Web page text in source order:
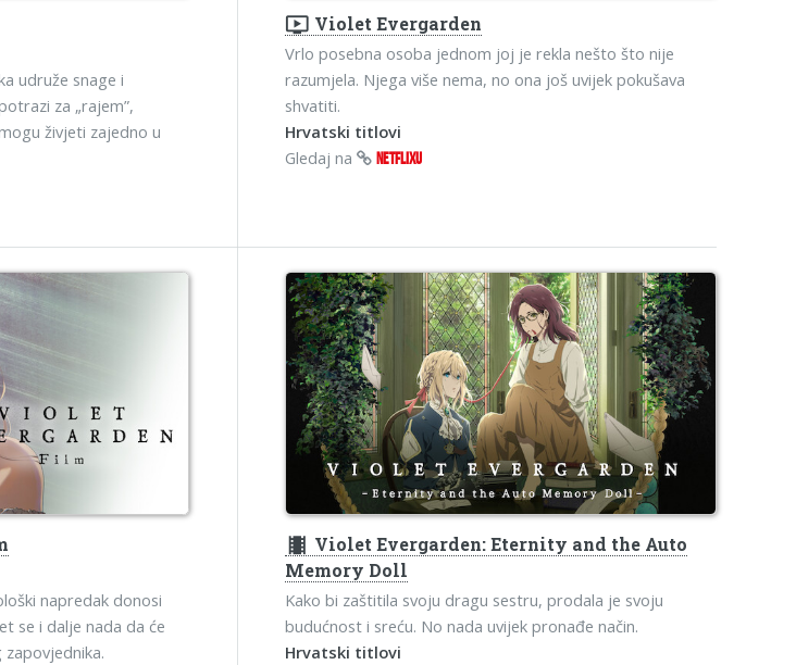
udruže snage i
za „rajem”,
živjeti zajedno u
ondemand_video Violet Evergarden
Vrlo posebna osoba jednom joj je rekla nešto što nije
razumjela. Njega više nema, no ona još uvijek pokušava
shvatiti.
Hrvatski titlovi
Gledaj na
NETFLIXU
napredak donosi
se i dalje nada da će
theaters Violet Evergarden: Eternity and the Auto
Memory Doll
Kako bi zaštitila svoju dragu sestru, prodala je svoju
budućnost i sreću. No nada uvijek pronađe način.
Hrvatski titlovi